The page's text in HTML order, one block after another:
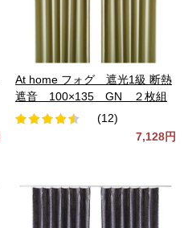
At home フォグ 遮光1級 断熱
遮音 100×135 GN ２枚組
(12)
7,128円